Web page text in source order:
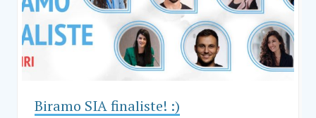
Biramo SIA finaliste! :)